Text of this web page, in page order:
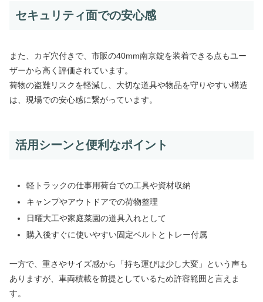
セキュリティ面での安心感
また、カギ穴付きで、市販の40mm南京錠を装着できる点もユー
ザーから高く評価されています。
荷物の盗難リスクを軽減し、大切な道具や物品を守りやすい構造
は、現場での安心感に繋がっています。
活用シーンと便利なポイント
軽トラックの仕事用荷台での工具や資材収納
キャンプやアウトドアでの荷物整理
日曜大工や家庭菜園の道具入れとして
購入後すぐに使いやすい固定ベルトとトレー付属
一方で、重さやサイズ感から「持ち運びは少し大変」という声も
ありますが、車両積載を前提としているため許容範囲と言えま
す。